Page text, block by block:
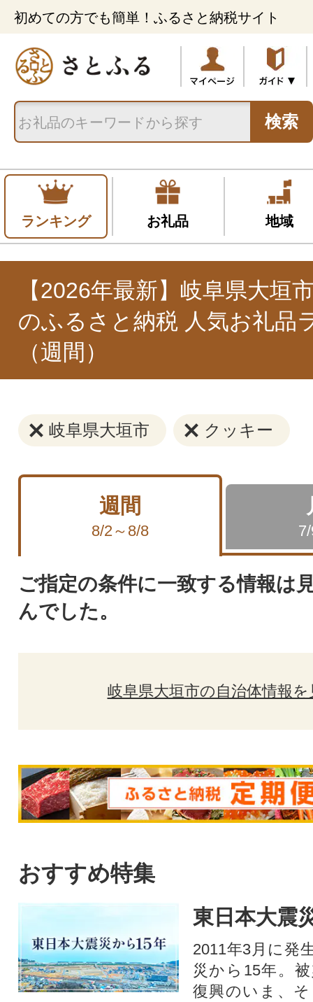
初めての方でも簡単！ふるさと納税サイト
検索
ランキング お礼品 地域
【2026年最新】岐阜県大垣
のふるさと納税 人気お礼品
（週間）
岐阜県大垣市 クッキー
週間
8/2～8/8
ご指定の条件に一致する情報は
んでした。
岐阜県大垣市の自治体情報を
おすすめ特集
東日本大震
2011年3月に発
災から15年。
復興のいま、